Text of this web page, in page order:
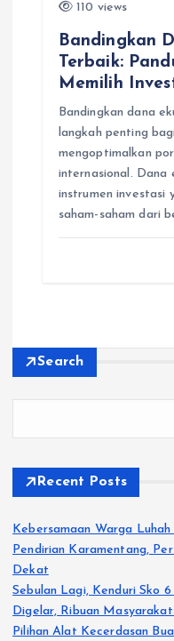
110 views
Bandingkan
Terbaik:
Memilih
Bandingkan dana
langkah penting
mengoptimalkan
internasional. Dana
instrumen investasi
saham-saham dari
Search
Recent Posts
Kebersamaan Warga
Pendirian Karamentang,
Dekat
Sebulan Lagi, Kenduri Sko
Digelar, Ribuan
Pilihan Alat Kecerdasan